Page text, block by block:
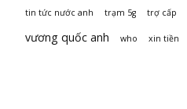
tin tức nước anh trạm 5g trợ cấp
vương quốc anh who xin tiền